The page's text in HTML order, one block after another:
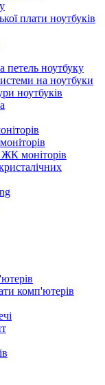
плати ноутбуків
петель ноутбуку
на ноутбуки
ноутбуків
моніторів
комп'ютерів